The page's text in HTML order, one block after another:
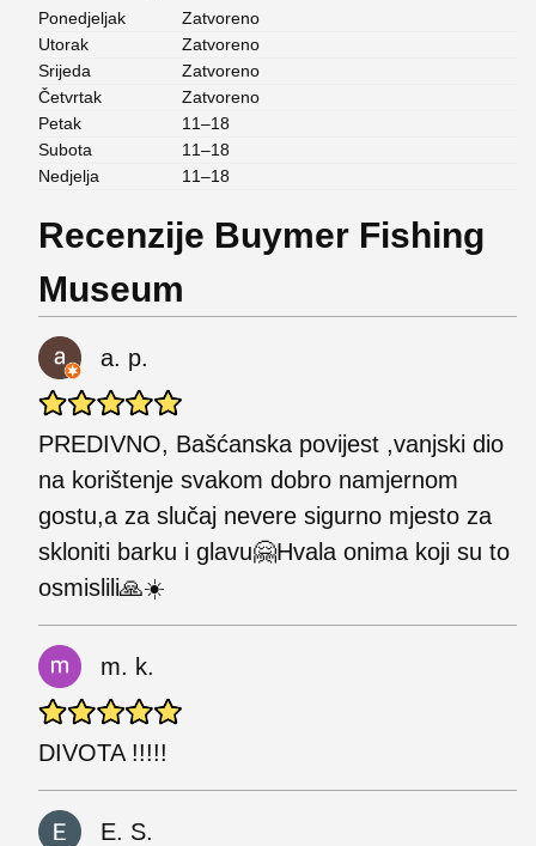
Ponedjeljak
Zatvoreno
Utorak
Zatvoreno
Srijeda
Zatvoreno
Četvrtak
Zatvoreno
Petak
11–18
Subota
11–18
Nedjelja
11–18
Recenzije Buymer Fishing
Museum
a. p.
PREDIVNO, Bašćanska povijest ,vanjski dio
na korištenje svakom dobro namjernom
gostu,a za slučaj nevere sigurno mjesto za
skloniti barku i glavu🤗Hvala onima koji su to
osmislili🙏☀️
m. k.
DIVOTA !!!!!
E. S.